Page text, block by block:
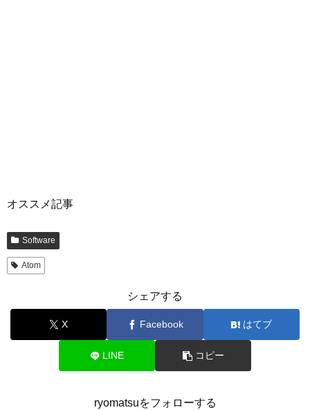
オススメ記事
Software
Atom
シェアする
X Facebook はてブ
LINE コピー
ryomatsuをフォローする